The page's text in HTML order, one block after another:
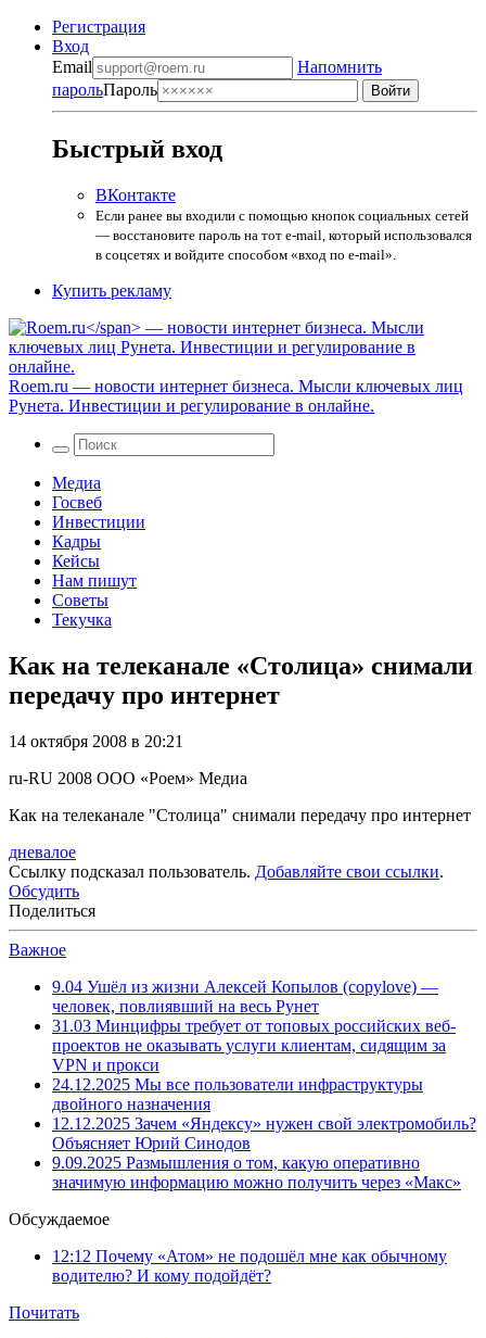
Регистрация
Вход
Email
Напомнить
парольПароль
Быстрый вход
ВКонтакте
Если ранее вы входили с помощью кнопок социальных сетей
— восстановите пароль на тот e-mail, который использовался
в соцсетях и войдите способом «вход по e-mail».
Купить рекламу
Roem.ru — новости интернет бизнеса. Мысли ключевых лиц
Рунета. Инвестиции и регулирование в онлайне.
Медиа
Госвеб
Инвестиции
Кадры
Кейсы
Нам пишут
Советы
Текучка
Как на телеканале «Столица» снимали
передачу про интернет
14 октября 2008 в 20:21
ru-RU 2008 ООО «Роем» Медиа
Как на телеканале "Столица" снимали передачу про интернет
дневалое
Ссылку подсказал пользователь. Добавляйте свои ссылки.
Обсудить
Поделиться
Важное
9.04 Ушёл из жизни Алексей Копылов (copylove) —
человек, повлиявший на весь Рунет
31.03 Минцифры требует от топовых российских веб-
проектов не оказывать услуги клиентам, сидящим за
VPN и прокси
24.12.2025 Мы все пользователи инфраструктуры
двойного назначения
12.12.2025 Зачем «Яндексу» нужен свой электромобиль?
Объясняет Юрий Синодов
9.09.2025 Размышления о том, какую оперативно
значимую информацию можно получить через «Макс»
Обсуждаемое
12:12 Почему «Атом» не подошёл мне как обычному
водителю? И кому подойдёт?
Почитать